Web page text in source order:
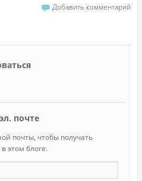
Добавить комментарий
почте
почты, чтобы получать
этом блоге.